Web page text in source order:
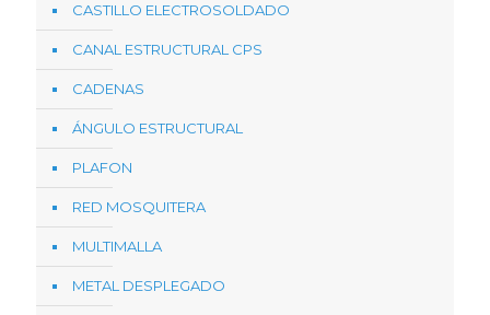
CASTILLO ELECTROSOLDADO
CANAL ESTRUCTURAL CPS
CADENAS
ÁNGULO ESTRUCTURAL
PLAFON
RED MOSQUITERA
MULTIMALLA
METAL DESPLEGADO